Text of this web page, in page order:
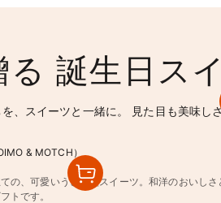
誕生日ス
、スイーツと一緒に。 見た目も美味し
& MOTCH）
の、可愛いうさぎ型スイーツ。和洋のおいし
トです。